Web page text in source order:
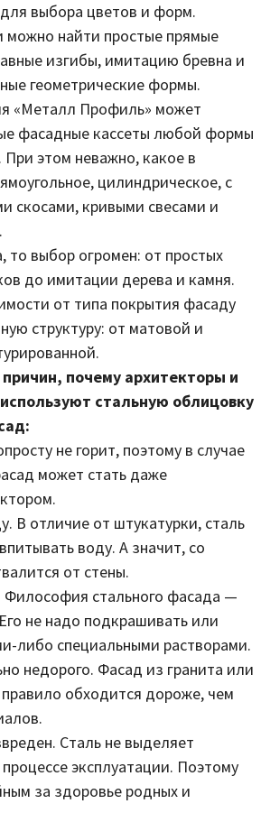
выбора цветов и форм.
можно найти простые прямые
изгибы, имитацию бревна и
геометрические формы.
«Металл Профиль» может
фасадные кассеты любой формы
этом неважно, какое в
цилиндрическое, с
скосами, кривыми свесами и
то выбор огромен: от простых
до имитации дерева и камня.
от типа покрытия фасаду
структуру: от матовой и
почему архитекторы и
стальную облицовку
не горит, поэтому в случае
может стать даже
В отличие от штукатурки, сталь
воду. А значит, со
от стены.
Философия стального фасада —
не надо подкрашивать или
либо специальными растворами.
недорого. Фасад из гранита или
обходится дороже, чем
Сталь не выделяет
эксплуатации. Поэтому
за здоровье родных и